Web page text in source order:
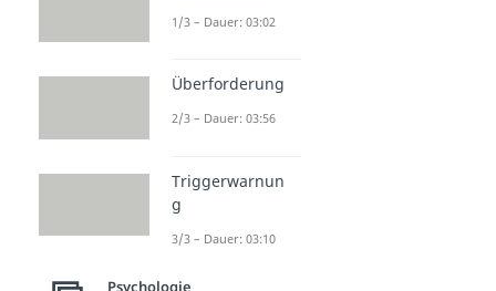
1/3 – Dauer: 03:02
Überforderung
2/3 – Dauer: 03:56
Triggerwarnun
g
3/3 – Dauer: 03:10
Psychologie